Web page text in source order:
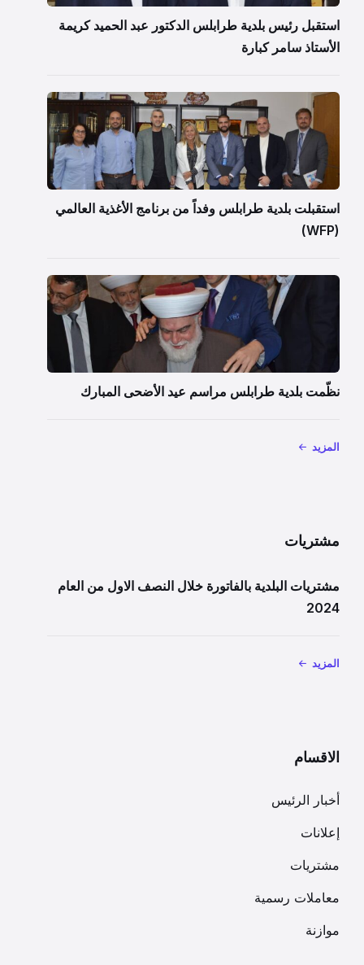
استقبل رئيس بلدية طرابلس الدكتور عبد الحميد كريمة
الأستاذ سامر كبارة
استقبلت بلدية طرابلس وفداً من برنامج الأغذية العالمي
(WFP)
نظّمت بلدية طرابلس مراسم عيد الأضحى المبارك
المزيد
مشتريات
مشتريات البلدية بالفاتورة خلال النصف الاول من العام
2024
المزيد
الاقسام
أخبار الرئيس
إعلانات
مشتريات
معاملات رسمية
موازنة